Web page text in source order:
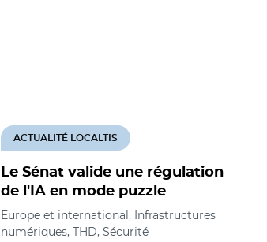
Le Sénat valide une régulation
de l'IA en mode puzzle
ACTUALITÉ LOCALTIS
Europe et international, Infrastructures
numériques, THD, Sécurité